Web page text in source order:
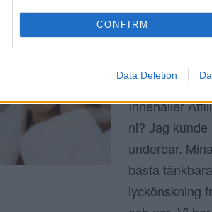
CONFIRM
Data Deletion
SKYDDA
22 juni 2020, 18:42
Innehåller
ni? Jag
underbar.
bästa
lyckönskning